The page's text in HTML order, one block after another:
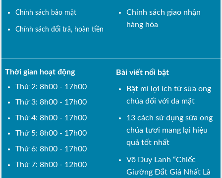
Chính sách bảo mật
Chính sách đổi trả, hoàn tiền
Chính sách giao nhận
hàng hóa
Thời gian hoạt động
Thứ 2: 8h00 - 17h00
Thứ 3: 8h00 - 17h00
Thứ 4: 8h00 - 17h00
Thứ 5: 8h00 - 17h00
Thứ 6: 8h00 - 17h00
Thứ 7: 8h00 - 12h00
Bài viết nổi bật
Bật mí lợi ích từ sữa ong
chúa đối với da mặt
13 cách sử dụng sữa ong
chúa tươi mang lại hiệu
quả tốt nhất
Võ Duy Lanh “Chiếc
Giường Đắt Giá Nhất Là